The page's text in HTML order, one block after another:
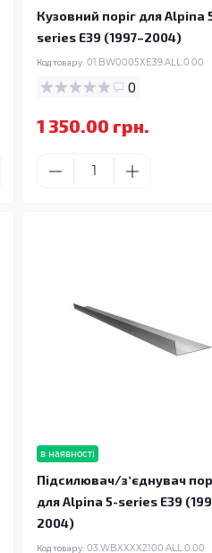
Кузовний поріг для Alpina
series E39 (1997–2004)
Код товару: 01.BW0005XE39.ALL.0.00
0
1 350.00 грн.
в наявності
Підсилювач/зʼєднувач
для Alpina 5-series E39
2004)
Код товару: 03.WBXXXX2100.ALL.0.00